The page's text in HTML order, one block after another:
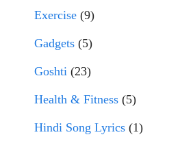
Exercise (9)
Gadgets (5)
Goshti (23)
Health & Fitness (5)
Hindi Song Lyrics (1)